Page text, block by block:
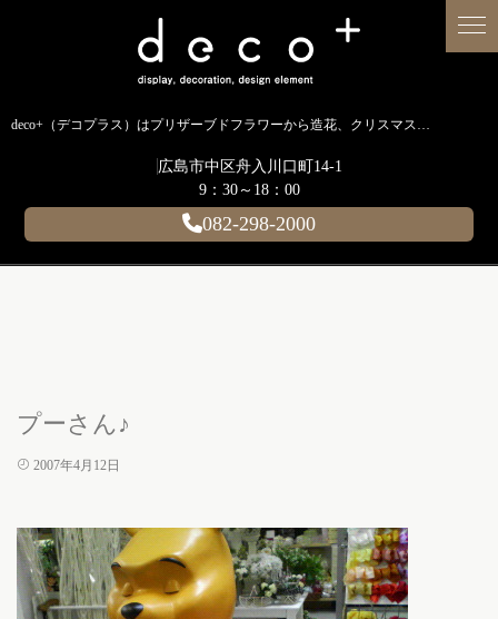
deco+（デコプラス）はプリザーブドフラワーから造花、クリスマス装飾、イルミネーションに至るまで扱う広島のディスプレイ専門ショップです。
広島市中区舟入川口町14-1
9：30～18：00
082-298-2000
プーさん♪
2007年4月12日